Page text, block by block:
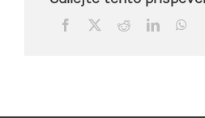
Facebook RedditLinkedIn